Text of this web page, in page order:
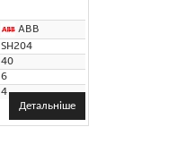
ABB
SH204
40
6
4
Детальніше